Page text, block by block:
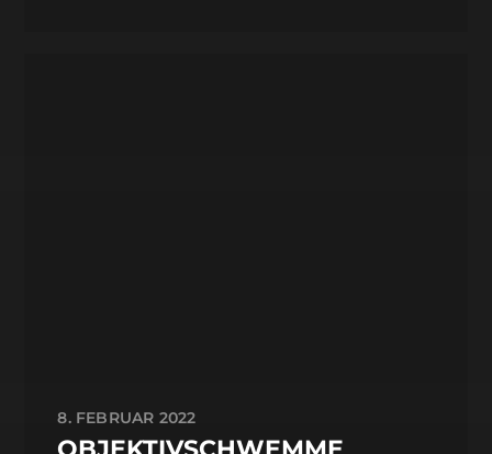
8. FEBRUAR 2022